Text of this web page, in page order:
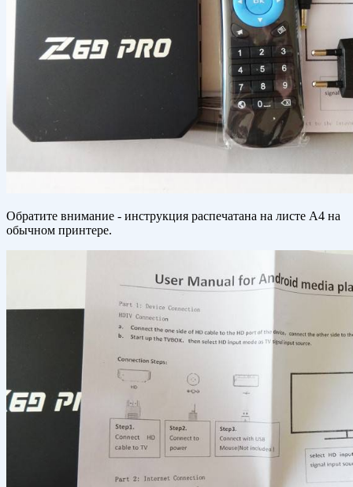
Обратите внимание - инструкция распечатана на листе А4 на
обычном принтере.